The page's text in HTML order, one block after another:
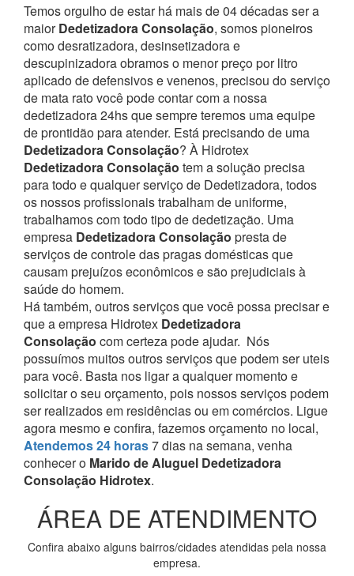
Temos orgulho de estar há mais de 04 décadas ser a
maiorDedetizadora Consolação, somos pioneiros
como desratizadora, desinsetizadora e
descupinizadora obramos o menor preço por litro
aplicado de defensivos e venenos, precisou do serviço
de mata rato você pode contar com a nossa
dedetizadora 24hs que sempre teremos uma equipe
de prontidão para atender. Está precisando de uma
Dedetizadora Consolação? À Hidrotex
Dedetizadora Consolação tem a solução precisa
para todo e qualquer serviço de Dedetizadora, todos
os nossos profissionais trabalham de uniforme,
trabalhamos com todo tipo de dedetização. Uma
empresa Dedetizadora Consolação presta de
serviços de controle das pragas domésticas que
causam prejuízos econômicos e são prejudiciais à
saúde do homem.
Há também, outros serviços que você possa precisar e
que a empresa Hidrotex Dedetizadora
Consolação com certeza pode ajudar. Nós
possuímos muitos outros serviços que podem ser uteis
para você. Basta nos ligar a qualquer momento e
solicitar o seu orçamento, pois nossos serviços podem
ser realizados em residências ou em comércios. Ligue
agora mesmo e confira, fazemos orçamento no local,
Atendemos 24 horas7 dias na semana, venha
conhecer o Marido de Aluguel Dedetizadora
Consolação Hidrotex.
ÁREA DE ATENDIMENTO
Confira abaixo alguns bairros/cidades atendidas pela nossa
empresa.